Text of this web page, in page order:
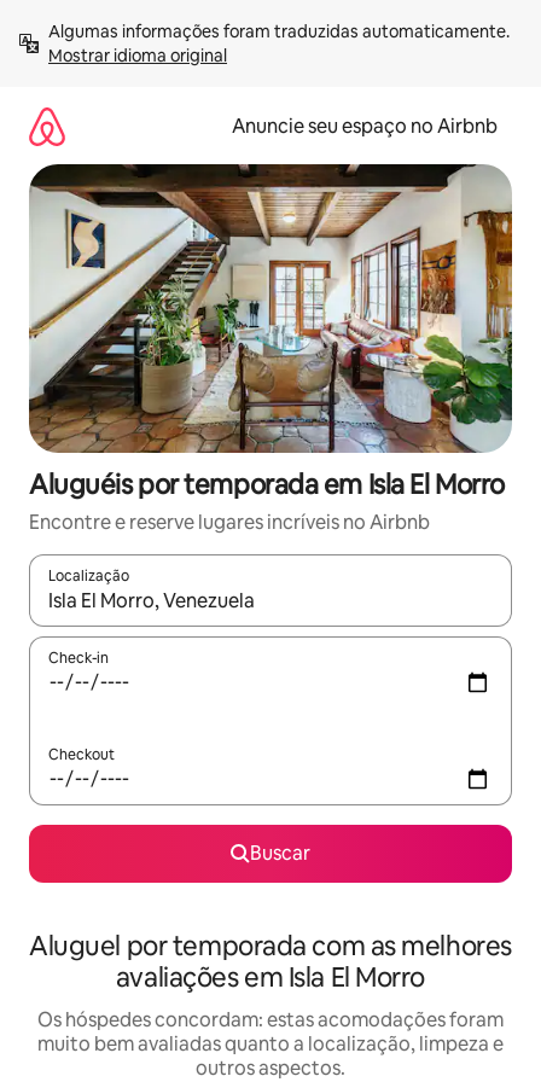
para
Mostrar idioma original
Anuncie seu espaço no Airbnb
Aluguéis por temporada em Isla El Morro
Encontre e reserve lugares incríveis no Airbnb
Localização
Quando os resultados estiverem disponíveis, explore-os
Check-in
Checkout
Buscar
Aluguel por temporada com as melhores
avaliações em Isla El Morro
Os hóspedes concordam: estas acomodações foram
muito bem avaliadas quanto a localização, limpeza e
outros aspectos.